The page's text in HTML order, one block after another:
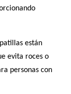
están
evita roces o
personas con